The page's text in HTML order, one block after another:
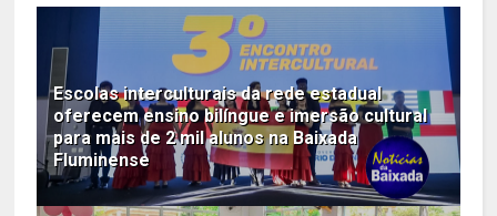
Escolas interculturais da rede estadual
oferecem ensino bilíngue e imersão cultural
para mais de 2 mil alunos na Baixada
Fluminense